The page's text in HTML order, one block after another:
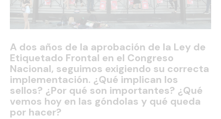
A dos años de la aprobación de la Ley de
Etiquetado Frontal en el Congreso
Nacional, seguimos exigiendo su correcta
implementación. ¿Qué implican los
sellos? ¿Por qué son importantes? ¿Qué
vemos hoy en las góndolas y qué queda
por hacer?